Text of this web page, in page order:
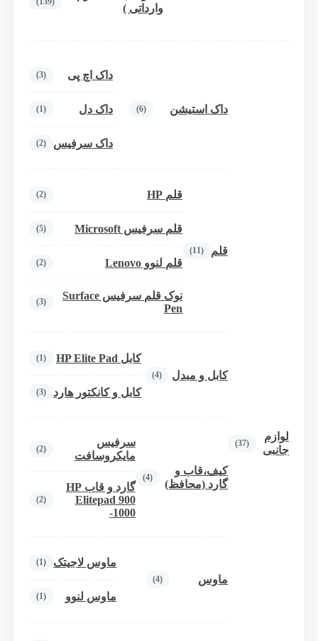
وارداتی )
لوازم
جانبی
(37)
داک استیشن (6)
داک اچ پی (3)
داک دل (1)
داک سرفیس (2)
قلم (11)
قلم HP (2)
قلم سرفیس Microsoft (5)
قلم لنوو Lenovo (2)
نوک قلم سرفیس Surface
Pen
(3)
کابل و مبدل (4)
کابل HP Elite Pad (1)
کابل و کانکتور هارد (3)
کیف،قاب و
گارد (محافظ)
(4)
سرفیس
مایکروسافت
(2)
گارد و قاب HP
Elitepad 900
-1000
(2)
ماوس (4)
ماوس لاجیتک (1)
ماوس لنوو (1)